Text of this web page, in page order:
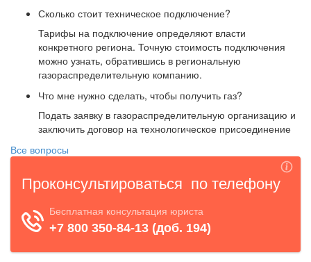
Сколько стоит техническое подключение?
Тарифы на подключение определяют власти
конкретного региона. Точную стоимость подключения
можно узнать, обратившись в региональную
газораспределительную компанию.
Что мне нужно сделать, чтобы получить газ?
Подать заявку в газораспределительную организацию и
заключить договор на технологическое присоединение
Все вопросы